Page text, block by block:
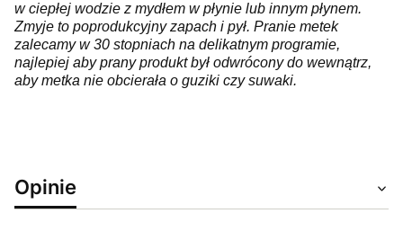
w ciepłej wodzie z mydłem w płynie lub innym płynem.
Zmyje to poprodukcyjny zapach i pył. Pranie metek
zalecamy w 30 stopniach na delikatnym programie,
najlepiej aby prany produkt był odwrócony do wewnątrz,
aby metka nie obcierała o guziki czy suwaki.
Opinie